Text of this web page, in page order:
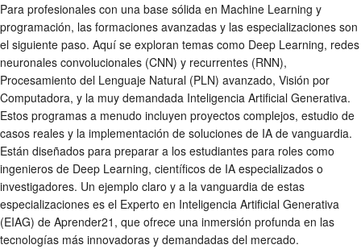
Para profesionales con una base sólida en Machine Learning y
programación, las formaciones avanzadas y las especializaciones son
el siguiente paso. Aquí se exploran temas como Deep Learning, redes
neuronales convolucionales (CNN) y recurrentes (RNN),
Procesamiento del Lenguaje Natural (PLN) avanzado, Visión por
Computadora, y la muy demandada Inteligencia Artificial Generativa.
Estos programas a menudo incluyen proyectos complejos, estudio de
casos reales y la implementación de soluciones de IA de vanguardia.
Están diseñados para preparar a los estudiantes para roles como
ingenieros de Deep Learning, científicos de IA especializados o
investigadores. Un ejemplo claro y a la vanguardia de estas
especializaciones es el Experto en Inteligencia Artificial Generativa
(EIAG) de Aprender21, que ofrece una inmersión profunda en las
tecnologías más innovadoras y demandadas del mercado.